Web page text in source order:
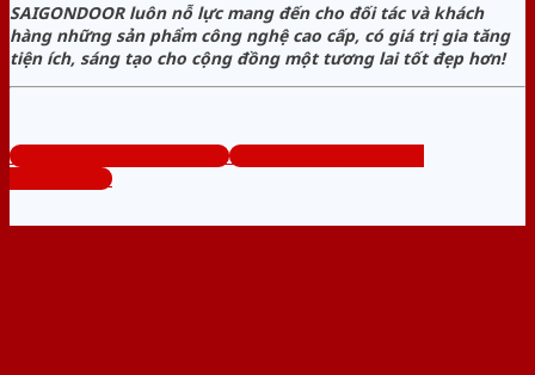
SAIGONDOOR luôn nỗ lực mang đến cho đối tác và khách
hàng những sản phẩm công nghệ cao cấp, có giá trị gia tăng
tiện ích, sáng tạo cho cộng đồng một tương lai tốt đẹp hơn!
www.cuathepcuanhom.com
Tổng đài tư vấn miễn phí:
0824.400.400